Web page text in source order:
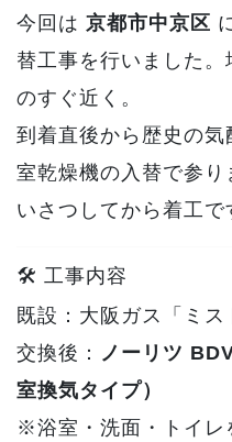
今回は 京都市中京区
替工事を行いました
のすぐ近く。
到着直後から歴史の
室乾燥機の入替で参
いさつしてから着工で
🛠 工事内容
既設：大阪ガス「ミス
交換後： ノーリツ
室換気タイプ）
※浴室・洗面・トイレ